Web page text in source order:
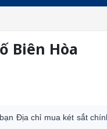
Biên Hòa
Địa chỉ mua két sắt